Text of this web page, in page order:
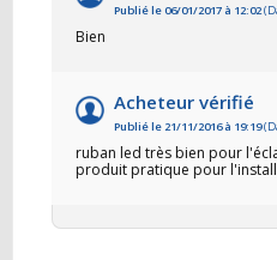
Publié le 06/01/2017 à 12:02
Bien
Acheteur vérifié
Publié le 21/11/2016 à 19:19
ruban led très bien pour
produit pratique pour